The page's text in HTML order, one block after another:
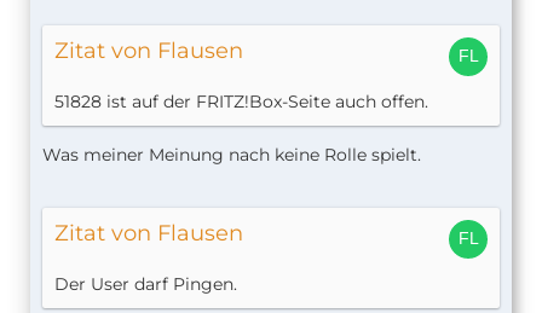
Zitat von Flausen
51828 ist auf der FRITZ!Box-Seite auch offen.
Was meiner Meinung nach keine Rolle spielt.
Zitat von Flausen
Der User darf Pingen.